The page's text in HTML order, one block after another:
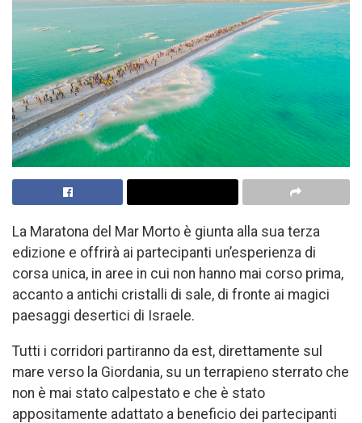
La Maratona del Mar Morto è giunta alla sua terza
edizione e offrirà ai partecipanti un’esperienza di
corsa unica, in aree in cui non hanno mai corso prima,
accanto a antichi cristalli di sale, di fronte ai magici
paesaggi desertici di Israele.
Tutti i corridori partiranno da est, direttamente sul
mare verso la Giordania, su un terrapieno sterrato che
non è mai stato calpestato e che è stato
appositamente adattato a beneficio dei partecipanti